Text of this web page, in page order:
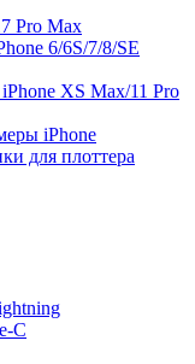
Pro Max
6/6S/7/8/SE
iPhone XS Max/11 Pro
iPhone
для плоттера
C